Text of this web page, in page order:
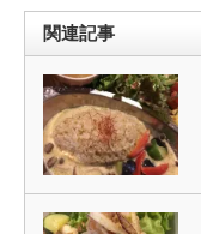
ド
ウ
で
開
き
ま
す)
さ
し
い
ウ
ィ
ン
ド
ウ
で
開
ま
す)
関連記事